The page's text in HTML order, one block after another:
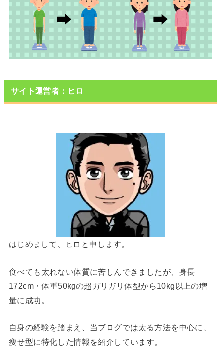
サイト運営者：ヒロ
はじめまして、ヒロと申します。
食べても太れない体質に苦しんできましたが、身長
172cm・体重50kgの超ガリガリ体型から10kg以上の増
量に成功。
自身の経験を踏まえ、当ブログでは太る方法を中心に、
痩せ型に特化した情報を紹介しています。